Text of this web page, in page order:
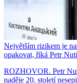
Největším rizikem je
opakovat, říká Petr
ROZHOVOR. Petr
naděje 20. století